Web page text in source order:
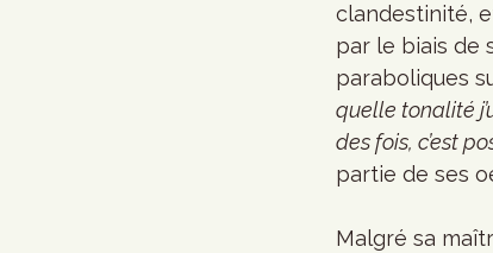
clandestinité,
par le biais de
paraboliques
quelle tonalité
des fois, c’est
partie de ses
Malgré sa